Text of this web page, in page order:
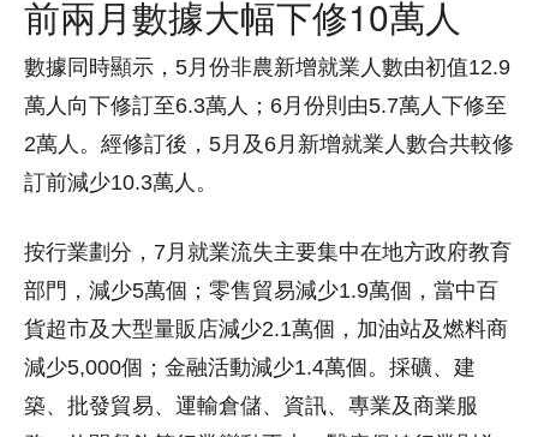
前兩月數據大幅下修10萬人
數據同時顯示，5月份非農新增就業人數由初值12.9
萬人向下修訂至6.3萬人；6月份則由5.7萬人下修至
2萬人。經修訂後，5月及6月新增就業人數合共較修
訂前減少10.3萬人。
按行業劃分，7月就業流失主要集中在地方政府教育
部門，減少5萬個；零售貿易減少1.9萬個，當中百
貨超市及大型量販店減少2.1萬個，加油站及燃料商
減少5,000個；金融活動減少1.4萬個。採礦、建
築、批發貿易、運輸倉儲、資訊、專業及商業服